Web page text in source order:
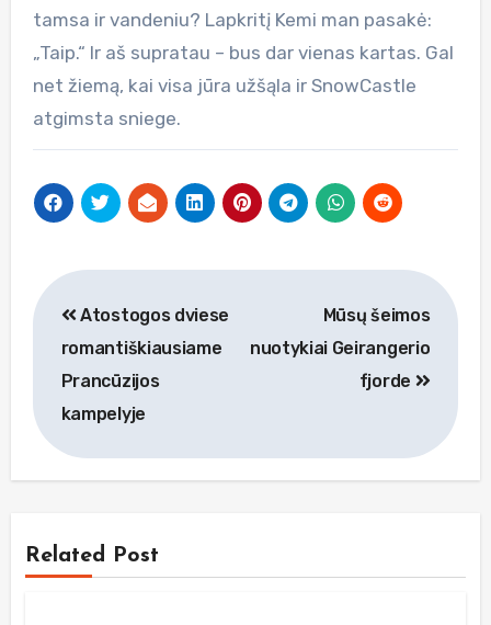
tamsa ir vandeniu? Lapkritį Kemi man pasakė:
„Taip.“ Ir aš supratau – bus dar vienas kartas. Gal
net žiemą, kai visa jūra užšąla ir SnowCastle
atgimsta sniege.
Navigacija
tarp
įrašų
Atostogos dviese
romantiškiausiame
Prancūzijos
kampelyje
Mūsų šeimos
nuotykiai Geirangerio
fjorde
Related Post